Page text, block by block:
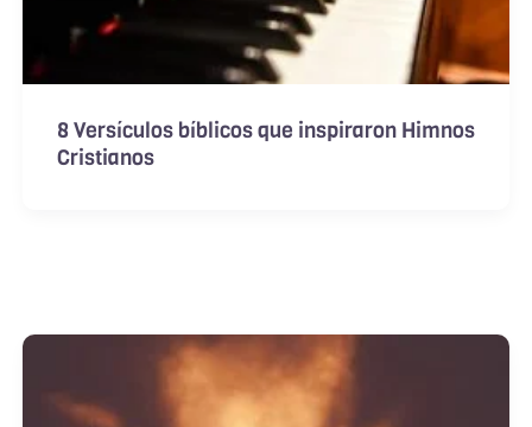
8 Versículos bíblicos que inspiraron Himnos
Cristianos